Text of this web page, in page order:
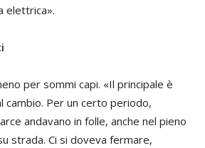
elettrica».
per sommi capi. «Il principale è
cambio. Per un certo periodo,
andavano in folle, anche nel pieno
strada. Ci si doveva fermare,